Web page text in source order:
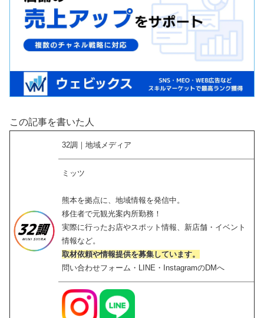
この記事を書いた人
32調｜地域メディア
ミッツ
熊本を拠点に、地域情報を発信中。
移住者で元観光案内所勤務！
実際に行ったお店やスポット情報、新店舗・イベント
情報など。
取材依頼や情報提供を募集しています。
問い合わせフォーム・LINE・InstagramのDMへ